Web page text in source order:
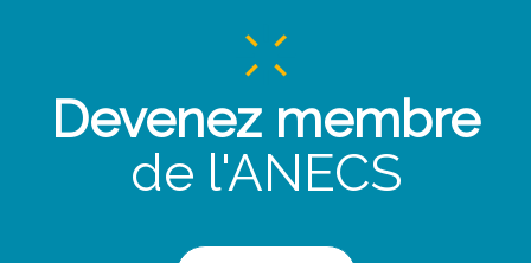
Devenez membre
de l'ANECS